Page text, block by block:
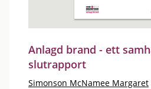
Anlagd brand - ett
slutrapport
Simonson McNamee Margaret